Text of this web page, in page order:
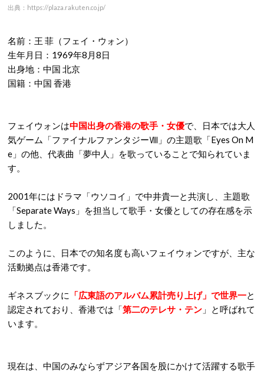
出典：https://plaza.rakuten.co.jp/
名前：王 菲（フェイ・ウォン）
生年月日：1969年8月8日
出身地：中国 北京
国籍：中国 香港
フェイウォンは中国出身の香港の歌手・女優で、日本では大人
気ゲーム「ファイナルファンタジーⅧ」の主題歌「Eyes On M
e」の他、代表曲「夢中人」を歌っていることで知られていま
す。
2001年にはドラマ「ウソコイ」で中井貴一と共演し、主題歌
「Separate Ways」を担当して歌手・女優としての存在感を示
しました。
このように、日本での知名度も高いフェイウォンですが、主な
活動拠点は香港です。
ギネスブックに 「広東語のアルバム累計売り上げ」で世界一と
認定されており、香港では「第二のテレサ・テン 」と呼ばれて
います。
現在は、中国のみならずアジア各国を股にかけて活躍する歌手